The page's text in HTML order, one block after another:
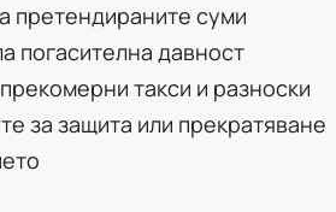
претендираните суми
погасителна давност
такси и разноски
за защита или прекратяване